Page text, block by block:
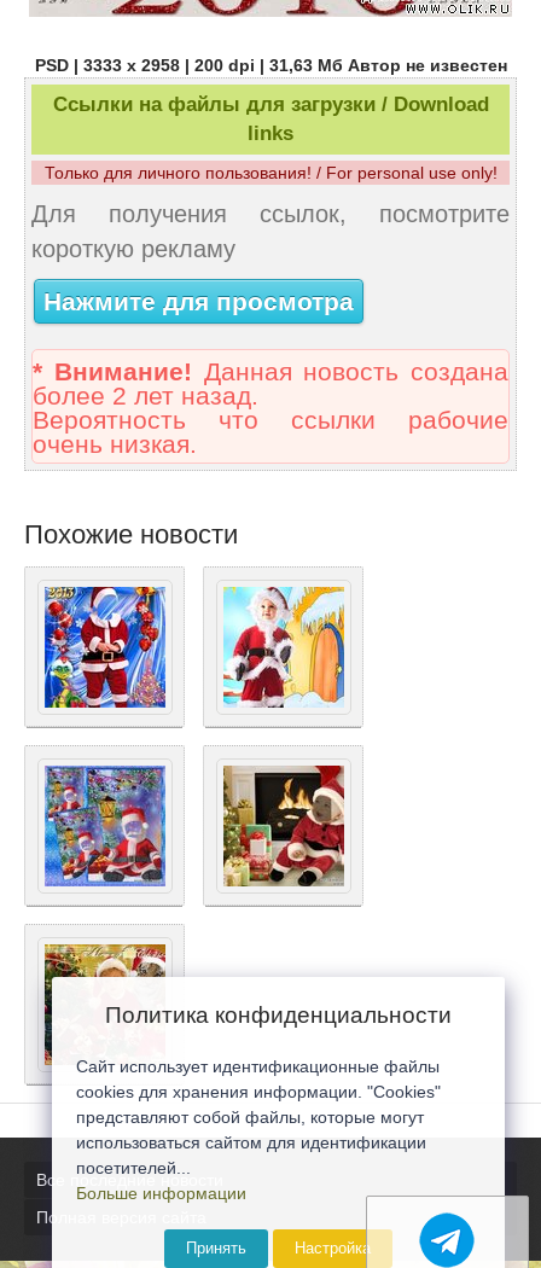
PSD | 3333 х 2958 | 200 dpi | 31,63 Мб Автор не известен
Ссылки на файлы для загрузки / Download
links
Только для личного пользования! / For personal use only!
Для получения ссылок, посмотрите
короткую рекламу
Нажмите для просмотра
* Внимание! Данная новость создана
более 2 лет назад.
Вероятность что ссылки рабочие
очень низкая.
Похожие новости
Все последние новости
Полная версия сайта
Политика конфиденциальности
Сайт использует идентификационные файлы
cookies для хранения информации. "Cookies"
представляют собой файлы, которые могут
использоваться сайтом для идентификации
посетителей...
Больше информации
Принять Настройка